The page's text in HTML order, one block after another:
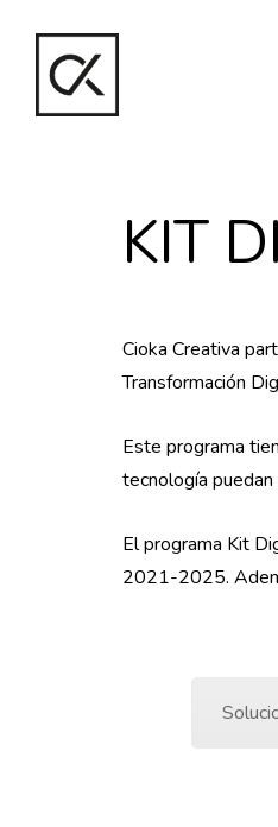
KIT
Cioka Creativa
Transformación
Este programa
tecnología
El programa Kit
2021-2025.